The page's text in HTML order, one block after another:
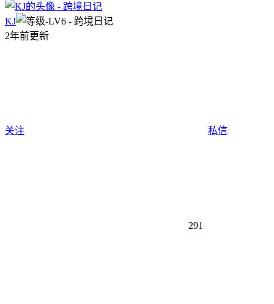
KJ
2年前更新
关注 私信
291